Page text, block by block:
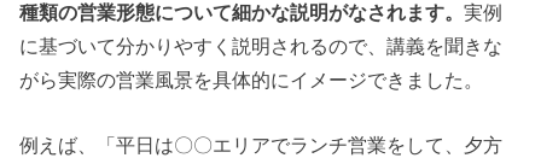
種類の営業形態について細かな説明がなされます。実例
に基づいて分かりやすく説明されるので、講義を聞きな
がら実際の営業風景を具体的にイメージできました。
例えば、「平日は〇〇エリアでランチ営業をして、夕方